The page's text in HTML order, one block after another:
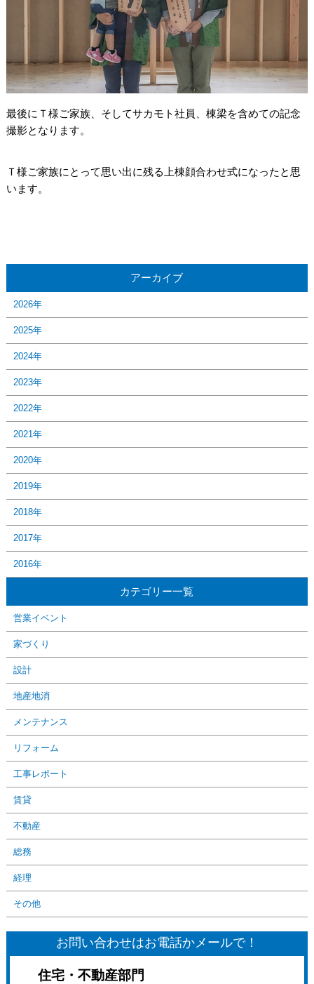
最後にＴ様ご家族、そしてサカモト社員、棟梁を含めての記念
撮影となります。
Ｔ様ご家族にとって思い出に残る上棟顔合わせ式になったと思
います。
アーカイブ
2026年
2025年
2024年
2023年
2022年
2021年
2020年
2019年
2018年
2017年
2016年
カテゴリー一覧
営業イベント
家づくり
設計
地産地消
メンテナンス
リフォーム
工事レポート
賃貸
不動産
総務
経理
その他
お問い合わせはお電話かメールで！
住宅・不動産部門